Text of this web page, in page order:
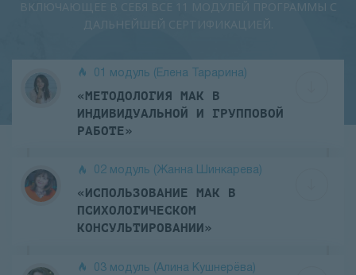
ВКЛЮЧАЮЩЕЕ В СЕБЯ ВСЕ 11 МОДУЛЕЙ ПРОГРАММЫ С
ДАЛЬНЕЙШЕЙ СЕРТИФИКАЦИЕЙ.
01 модуль (Елена Тарарина)
«МЕТОДОЛОГИЯ МАК В
ИНДИВИДУАЛЬНОЙ И ГРУППОВОЙ
РАБОТЕ»
02 модуль (Жанна Шинкарева)
«ИСПОЛЬЗОВАНИЕ МАК В
ПСИХОЛОГИЧЕСКОМ
КОНСУЛЬТИРОВАНИИ»
03 модуль (Алина Кушнерёва)